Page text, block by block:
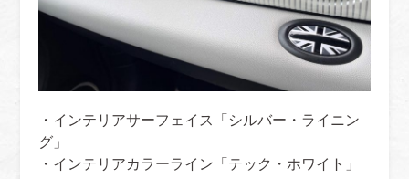
・インテリアサーフェイス「シルバー・ライニン
グ」
・インテリアカラーライン「テック・ホワイト」